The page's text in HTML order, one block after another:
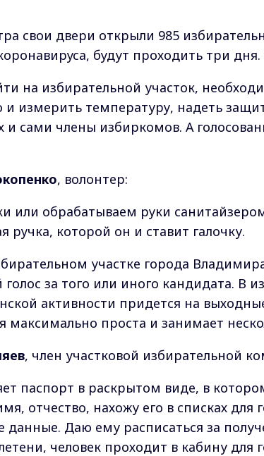
свои двери открыли 985
будут проходить три
на избирательной участок,
и измерить температуру, надеть
и сами члены избиркомов. А
, волонтер:
или обрабатываем руки
ручка, которой он и ставит галочку.
участке города
голос за того или иного кандидата. В
активности придется на
максимально проста и занимает
, член участковой избирательной
паспорт в раскрытом виде, в
отчество, нахожу его в списках для
данные. Даю ему расписаться за
человек проходит в кабину для